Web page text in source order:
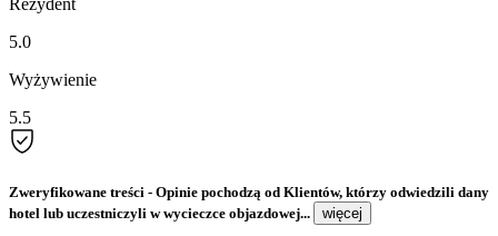
5.0
Wyżywienie
5.5
Zweryfikowane treści - Opinie pochodzą od Klientów, którzy odwiedzili dany
hotel lub uczestniczyli w wycieczce objazdowej...
więcej